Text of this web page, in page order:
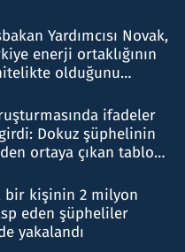
Yardımcısı Novak,
enerji ortaklığının
olduğunu
ifadeler
Dokuz şüphelinin
ortaya çıkan tablo
bir kişinin 2 milyon
eden şüpheliler
yakalandı